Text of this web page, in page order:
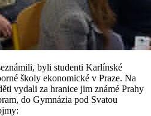
byli studenti Karlínské
školy ekonomické v Praze. Na
vydali za hranice jim známé Prahy
do Gymnázia pod Svatou